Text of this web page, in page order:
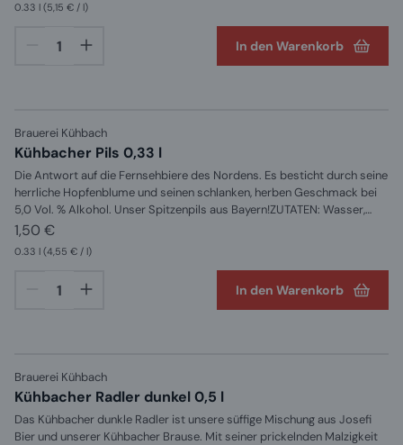
0.33 l (5,15 € / l)
In den Warenkorb
Brauerei Kühbach
Kühbacher Pils 0,33 l
Die Antwort auf die Fernsehbiere des Nordens. Es besticht durch seine
herrliche Hopfenblume und seinen schlanken, herben Geschmack bei
5,0 Vol. % Alkohol. Unser Spitzenpils aus Bayern!ZUTATEN: Wasser,
Gerstenmalz und Hopfen
1,50 €
0.33 l (4,55 € / l)
In den Warenkorb
Brauerei Kühbach
Kühbacher Radler dunkel 0,5 l
Das Kühbacher dunkle Radler ist unsere süffige Mischung aus Josefi
Bier und unserer Kühbacher Brause. Mit seiner prickelnden Malzigkeit